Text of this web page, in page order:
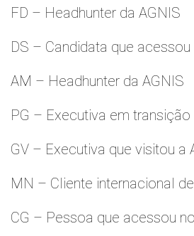
FD – Headhunter da AGNIS
DS – Candidata que
AM – Headhunter da AGNIS
PG – Executiva em transição
GV – Executiva que visitou a
MN – Cliente internacional
CG – Pessoa que acessou